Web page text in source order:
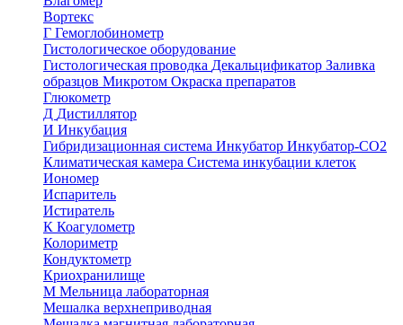
Вортекс
Г Гемоглобинометр
Гистологическое оборудование
Гистологическая проводка Декальцификатор Заливка
образцов Микротом Окраска препаратов
Глюкометр
Д Дистиллятор
И Инкубация
Гибридизационная система Инкубатор Инкубатор-СО2
Климатическая камера Система инкубации клеток
Иономер
Испаритель
Истиратель
К Коагулометр
Колориметр
Кондуктометр
Криохранилище
М Мельница лабораторная
Мешалка верхнеприводная